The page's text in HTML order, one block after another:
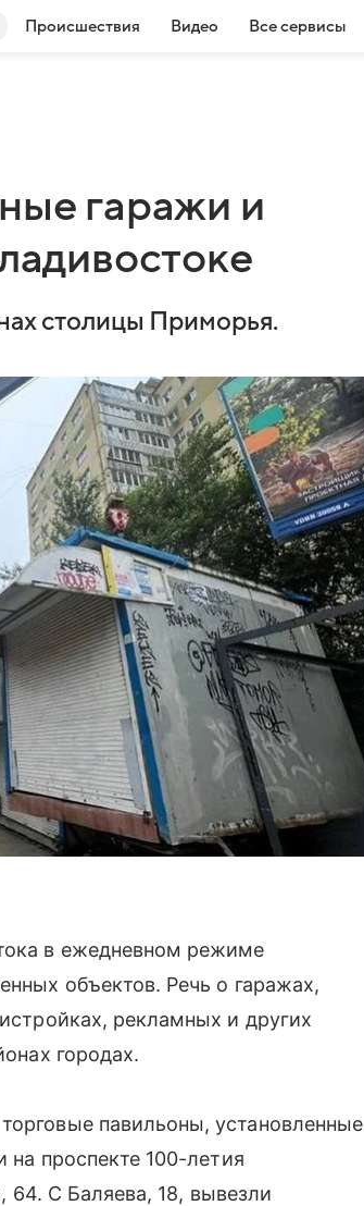
Происшествия Видео Все сервисы
гаражи и
столицы Приморья.
в ежедневном режиме
объектов. Речь о гаражах,
рекламных и других
городах.
павильоны, установленные
на проспекте 100-летия
64. С Баляева, 18, вывезли